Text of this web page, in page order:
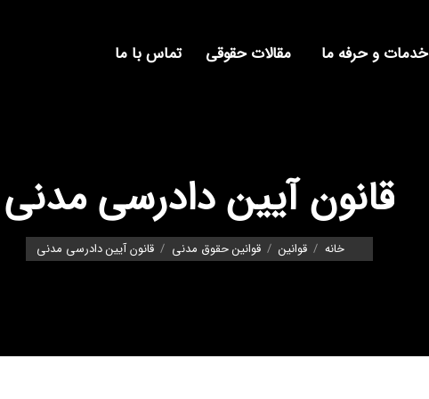
خدمات و حرفه ما مقالات حقوقی تماس با ما
قانون آیین دادرسی مدنی
You are here:
خانه قوانین قوانین حقوق مدنی قانون آیین دادرسی مدنی